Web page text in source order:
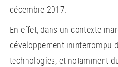
décembre 2017.
En effet, dans un contexte
développement ininterrompu
technologies, et notamment